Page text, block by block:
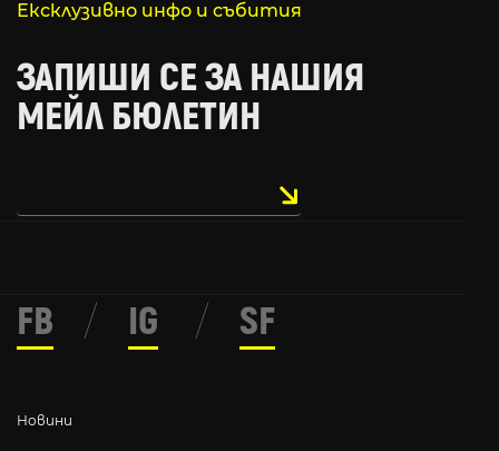
Ексклузивно инфо и събития
ЗАПИШИ СЕ ЗА НАШИЯ
МЕЙЛ БЮЛЕТИН
Новини
FB / IG / SF